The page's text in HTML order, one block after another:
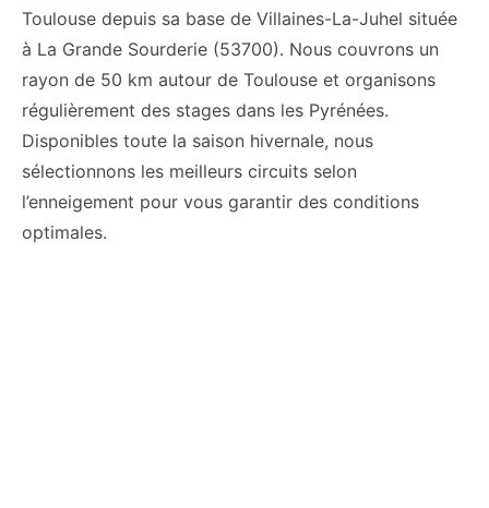
Toulouse depuis sa base de Villaines-La-Juhel située
à La Grande Sourderie (53700). Nous couvrons un
rayon de 50 km autour de Toulouse et organisons
régulièrement des stages dans les Pyrénées.
Disponibles toute la saison hivernale, nous
sélectionnons les meilleurs circuits selon
l’enneigement pour vous garantir des conditions
optimales.